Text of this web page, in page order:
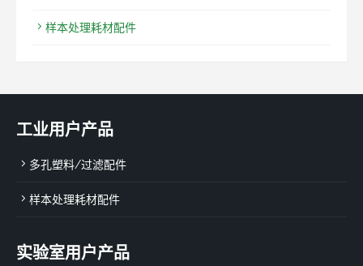
样本处理耗材配件
工业用户产品
多孔塑料/过滤配件
样本处理耗材配件
实验室用户产品